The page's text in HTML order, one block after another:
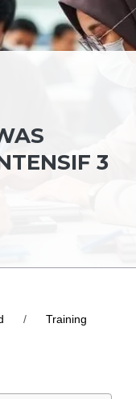
3
/ Training